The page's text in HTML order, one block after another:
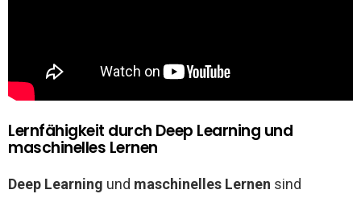
Lernfähigkeit durch Deep Learning und
maschinelles Lernen
Deep Learning und maschinelles Lernen sind